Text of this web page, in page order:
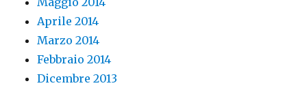
Aprile 2014
Marzo 2014
Febbraio 2014
Dicembre 2013